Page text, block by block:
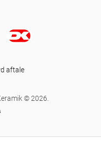
aftale
© 2026.